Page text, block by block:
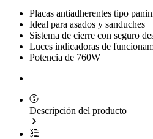
Placas antiadherentes tipo
Ideal para asados y sanduches
Sistema de cierre con seguro
Luces indicadoras de
Potencia de 760W
Descripción del producto